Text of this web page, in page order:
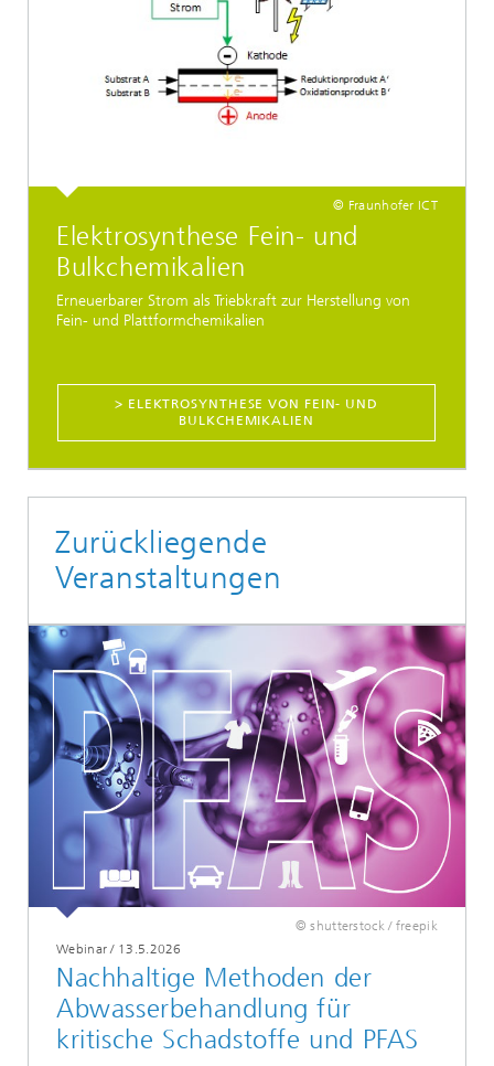
© Fraunhofer ICT
Elektrosynthese Fein- und
Bulkchemikalien
Erneuerbarer Strom als Triebkraft zur Herstellung von
Fein- und Plattformchemikalien
> ELEKTROSYNTHESE VON FEIN- UND
BULKCHEMIKALIEN
Zurückliegende
Veranstaltungen
© shutterstock / freepik
Webinar / 13.5.2026
Nachhaltige Methoden der
Abwasserbehandlung für
kritische Schadstoffe und PFAS